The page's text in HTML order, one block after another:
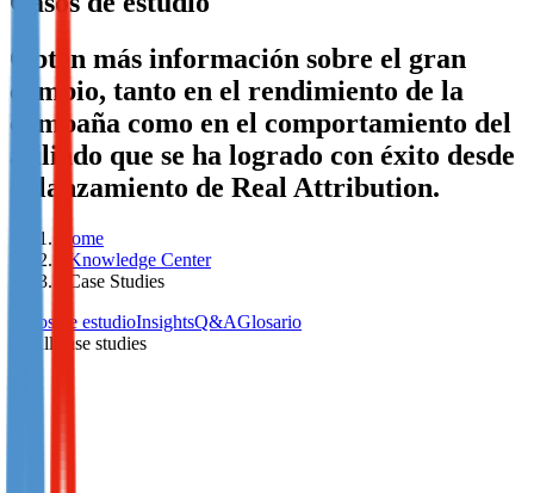
I’m Publisher
Login
Not already our Publisher?
Sign up here
Obtén más información sobre el gran
cambio, tanto en el rendimiento de la
campaña como en el comportamiento del
afiliado que se ha logrado con éxito desde
el lanzamiento de Real Attribution.
Home
Knowledge Center
Case Studies
Casos de estudioInsightsQ&AGlosario
All case studies